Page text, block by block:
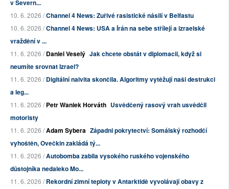
v Severn...
10. 6. 2026 /Channel 4 News: Zuřivé rasistické násilí v Belfastu
10. 6. 2026 /Channel 4 News: USA a Írán na sebe střílejí a izraelské
vraždění v ...
11. 6. 2026 /Daniel Veselý Jak chcete obstát v diplomacii, když si
neumíte srovnat Izrael?
11. 6. 2026 /Digitální naivita skončila. Algoritmy vytěžují naši destrukci
a leg...
11. 6. 2026 /Petr Waniek Horváth Usvědčený rasový vrah usvědčil
motoristy
11. 6. 2026 /Adam Sybera Západni pokrytectví: Somálský rozhodčí
vyhoštěn, Ovečkin zakládá tý...
11. 6. 2026 /Autobomba zabila vysokého ruského vojenského
důstojníka nedaleko Mo...
11. 6. 2026 /Rekordní zimní teploty v Antarktidě vyvolávají obavy z